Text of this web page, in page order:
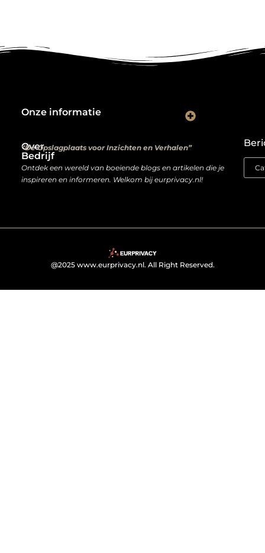
Over
Bedrijf
“De Opslagplaats voor Inzichten en Verhalen”
Ontdek een wereld van boeiende blogs en artikelen die je
inspireren en informeren. Welkom bij eurprivacy.nl!
Onze informatie
@2025 www.eurprivacy.nl. All Right Reserved.